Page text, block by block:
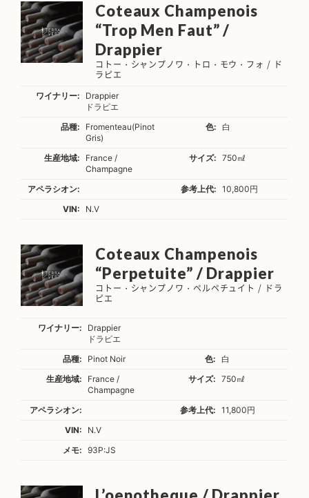
Coteaux Champenois
“Trop Men Faut” /
Drappier
コトー・シャンプノワ・トロ・モウ・フォ / ド
ラピエ
ワイナリー:
Drappier
ドラピエ
品種:
Fromenteau(Pinot
Gris)
色: 白
生産地域:
France /
Champagne
サイズ: 750㎖
アペラシオン: 参考上代:
10,800円
VIN:
N.V
Coteaux Champenois
“Perpetuite” / Drappier
コトー・シャンプノワ・ペルペチュイト / ドラ
ピエ
ワイナリー:
Drappier
ドラピエ
品種:
Pinot Noir 色:
白
生産地域:
France /
Champagne
サイズ: 750㎖
アペラシオン: 参考上代:
11,800円
VIN:
N.V
メモ:
93P:JS